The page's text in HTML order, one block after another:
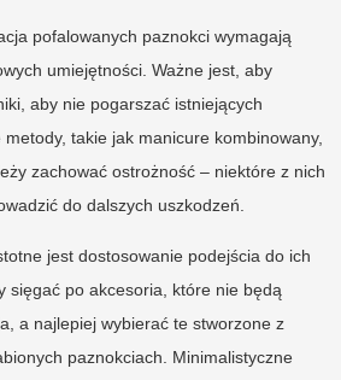
pofalowanych paznokci wymagają
umiejętności. Ważne jest, aby
aby nie pogarszać istniejących
takie jak manicure kombinowany,
zachować ostrożność – niektóre z nich
do dalszych uszkodzeń.
jest dostosowanie podejścia do ich
sięgać po akcesoria, które nie będą
a najlepiej wybierać te stworzone z
paznokciach. Minimalistyczne